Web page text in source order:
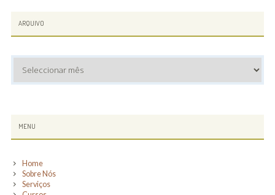
ARQUIVO
Arquivo
SUBSIDIARY
SIDEBAR
MENU
Home
Sobre Nós
Serviços